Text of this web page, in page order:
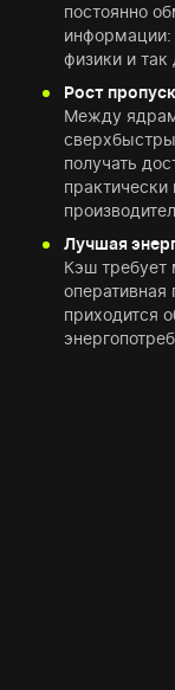
постоянно
информации:
физики и так
Рост
Между
получать
практически
Лучшая
Кэш требует
приходится